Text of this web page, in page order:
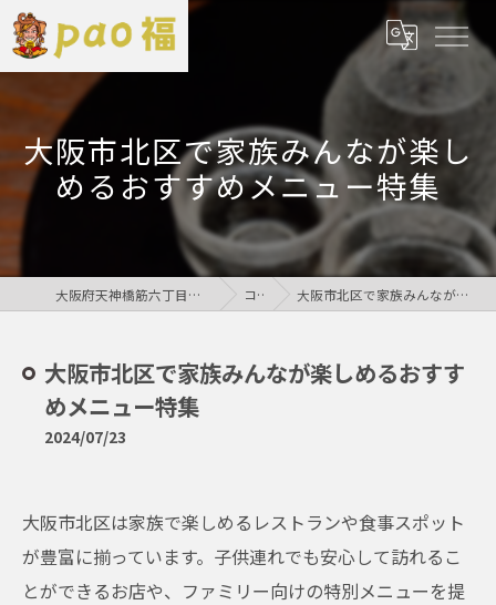
大阪市北区で家族みんなが楽し
めるおすすめメニュー特集
大阪府天神橋筋六丁目の居酒屋なら鶏居酒屋pao福 コラム 大阪市北区で家族みんなが楽しめるおすすめメニュー特集
大阪市北区で家族みんなが楽しめるおすす
めメニュー特集
2024/07/23
大阪市北区は家族で楽しめるレストランや食事スポット
が豊富に揃っています。子供連れでも安心して訪れるこ
とができるお店や、ファミリー向けの特別メニューを提